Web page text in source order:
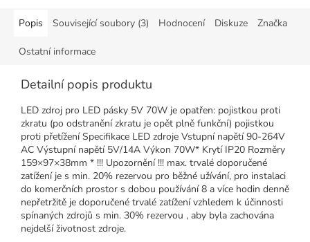
Popis Související soubory (3) Hodnocení Diskuze Značka
Ostatní informace
Detailní popis produktu
LED zdroj pro LED pásky 5V 70W je opatřen: pojistkou proti
zkratu (po odstranění zkratu je opět plně funkční) pojistkou
proti přetížení Specifikace LED zdroje Vstupní napětí 90-264V
AC Výstupní napětí 5V/14A Výkon 70W* Krytí IP20 Rozměry
159×97×38mm * !!! Upozornění !!! max. trvalé doporučené
zatížení je s min. 20% rezervou pro běžné užívání, pro instalaci
do komerčních prostor s dobou používání 8 a více hodin denně
nepřetržitě je doporučené trvalé zatížení vzhledem k účinnosti
spínaných zdrojů s min. 30% rezervou , aby byla zachována
nejdelší životnost zdroje.